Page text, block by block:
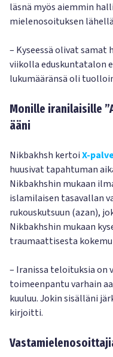
läsnä myös aiemmin
mielenosoituksen
– Kyseessä olivat
viikolla eduskuntatalon
lukumääränsä oli
Monille iranilaisille
ääni
Nikbakhsh kertoiX-
huusivat tapahtuman
Nikbakhshin mukaan
islamilaisen tasavallan
rukouskutsuun (azan),
Nikbakhshin mukaan
traumaattisesta
– Iranissa teloituksia on
toimeenpantu varhain
kuuluu. Jokin sisälläni
kirjoitti.